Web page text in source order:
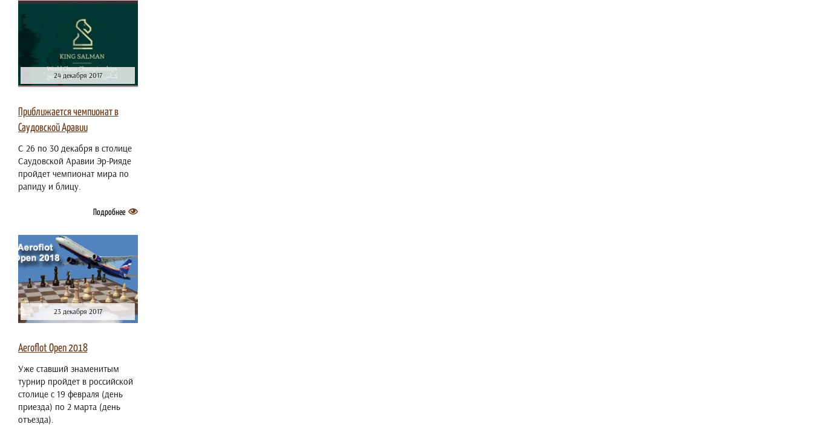
24 декабря 2017
Приближается чемпионат в
Саудовской Аравии
С 26 по 30 декабря в столице
Саудовской Аравии Эр-Рияде
пройдет чемпионат мира по
рапиду и блицу.
Подробнее
23 декабря 2017
Aeroflot Open 2018
Уже ставший знаменитым
турнир пройдет в российской
столице с 19 февраля (день
приезда) по 2 марта (день
отъезда).